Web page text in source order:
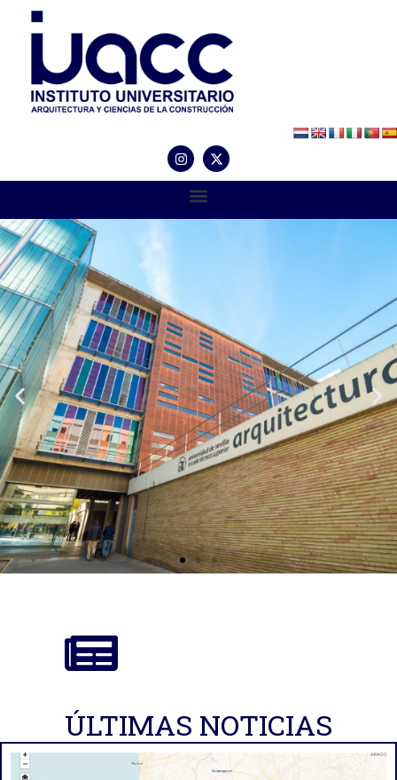
Arquitectura y Ciencias
de la Construcción
ÚLTIMAS NOTICIAS